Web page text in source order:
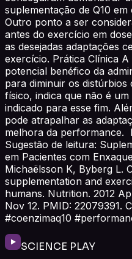
suplementação de Q10
Outro ponto a ser
antes do exercício em
as desejadas adaptações
exercício. Prática Clínica
potencial benéfico da
para diminuir os
físico, indica que não é
indicado para esse fim.
pode atrapalhar as
melhora da performance.
Sugestão de leitura:
em Pacientes com
Michaëlsson K, Byberg L.
supplementation and
humans. Nutrition. 2012
Nov 12. PMID: 22079391.
#coenzimaq10
SCIENCE PLAY